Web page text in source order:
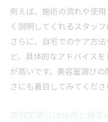
例えば、施術の流れや使
く説明してくれるスタッ
さらに、自宅でのケア方
ど、具体的なアドバイス
が高いです。美容室選び
さにも着目してみてくださ
美容室選びは技術と接客